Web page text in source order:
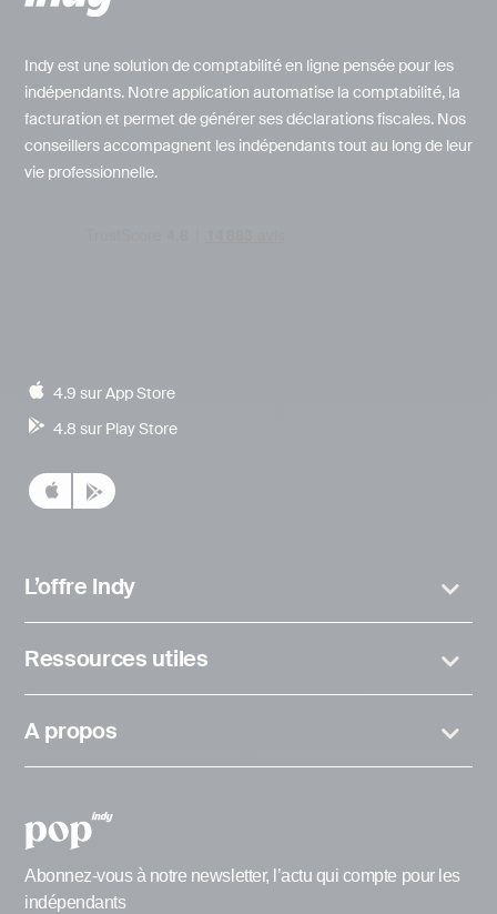
Indy est une solution de comptabilité en ligne pensée pour les
indépendants. Notre application automatise la comptabilité, la
facturation et permet de générer ses déclarations fiscales. Nos
conseillers accompagnent les indépendants tout au long de leur
vie professionnelle.
4.9 sur App Store
4.8 sur Play Store
L’offre Indy
Ressources utiles
A propos
Abonnez-vous à notre newsletter, l’actu qui compte pour les
indépendants